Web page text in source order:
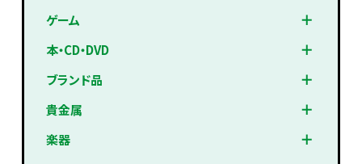
ゲーム
本・CD・DVD
ブランド品
貴金属
楽器